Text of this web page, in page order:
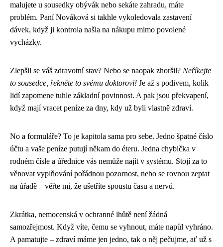
malujete u sousedky obývák nebo sekáte zahradu, máte
problém. Paní Nováková si takhle vykoledovala zastavení
dávek, když ji kontrola našla na nákupu mimo povolené
vycházky.
Zlepšil se váš zdravotní stav? Nebo se naopak zhoršil? Neříkejte
to sousedce, řekněte to svému doktorovi! Je až s podivem, kolik
lidí zapomene tuhle základní povinnost. A pak jsou překvapení,
když mají vracet peníze za dny, kdy už byli vlastně zdraví.
No a formuláře? To je kapitola sama pro sebe. Jedno špatné číslo
účtu a vaše peníze putují někam do éteru. Jedna chybička v
rodném čísle a úřednice vás nemůže najít v systému. Stojí za to
věnovat vyplňování pořádnou pozornost, nebo se rovnou zeptat
na úřadě – věřte mi, že ušetříte spoustu času a nervů.
Zkrátka, nemocenská v ochranné lhůtě není žádná
samozřejmost. Když víte, čemu se vyhnout, máte napůl vyhráno.
A pamatujte – zdraví máme jen jedno, tak o něj pečujme, ať už s